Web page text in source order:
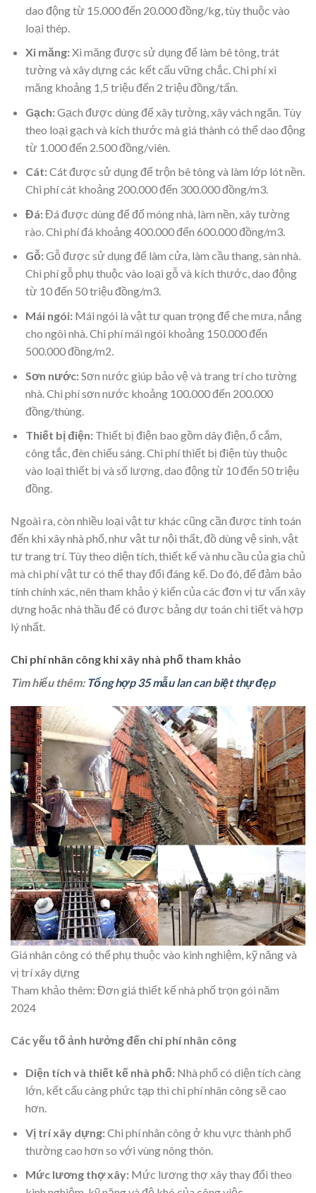
dao động từ 15.000 đến 20.000 đồng/kg, tùy thuộc vào
loại thép.
Xi măng:Xi măng được sử dụng để làm bê tông, trát
tường và xây dựng các kết cấu vững chắc. Chi phí xi
măng khoảng 1,5 triệu đến 2 triệu đồng/tấn.
Gạch:Gạch được dùng để xây tường, xây vách ngăn. Tùy
theo loại gạch và kích thước mà giá thành có thể dao động
từ 1.000 đến 2.500 đồng/viên.
Cát:Cát được sử dụng để trộn bê tông và làm lớp lót nền.
Chi phí cát khoảng 200.000 đến 300.000 đồng/m3.
Đá:Đá được dùng để đổ móng nhà, làm nền, xây tường
rào. Chi phí đá khoảng 400.000 đến 600.000 đồng/m3.
Gỗ:Gỗ được sử dụng để làm cửa, làm cầu thang, sàn nhà.
Chi phí gỗ phụ thuộc vào loại gỗ và kích thước, dao động
từ 10 đến 50 triệu đồng/m3.
Mái ngói:Mái ngói là vật tư quan trọng để che mưa, nắng
cho ngôi nhà. Chi phí mái ngói khoảng 150.000 đến
500.000 đồng/m2.
Sơn nước:Sơn nước giúp bảo vệ và trang trí cho tường
nhà. Chi phí sơn nước khoảng 100.000 đến 200.000
đồng/thùng.
Thiết bị điện:Thiết bị điện bao gồm dây điện, ổ cắm,
công tắc, đèn chiếu sáng. Chi phí thiết bị điện tùy thuộc
vào loại thiết bị và số lượng, dao động từ 10 đến 50 triệu
đồng.
Ngoài ra, còn nhiều loại vật tư khác cũng cần được tính toán
đến khi xây nhà phố, như vật tư nội thất, đồ dùng vệ sinh, vật
tư trang trí. Tùy theo diện tích, thiết kế và nhu cầu của gia chủ
mà chi phí vật tư có thể thay đổi đáng kể. Do đó, để đảm bảo
tính chính xác, nên tham khảo ý kiến của các đơn vị tư vấn xây
dựng hoặc nhà thầu để có được bảng dự toán chi tiết và hợp
lý nhất.
Chi phí nhân công khi xây nhà phố tham khảo
Tìm hiểu thêm: Tổng hợp 35 mẫu lan can biệt thự đẹp
Giá nhân công có thể phụ thuộc vào kinh nghiệm, kỹ năng và
vị trí xây dựng
Tham khảo thêm: Đơn giá thiết kế nhà phốtrọn gói năm
2024
Các yếu tố ảnh hưởng đến chi phí nhân công
Diện tích và thiết kế nhà phố:Nhà phố có diện tích càng
lớn, kết cấu càng phức tạp thì chi phí nhân công sẽ cao
hơn.
Vị trí xây dựng:Chi phí nhân công ở khu vực thành phố
thường cao hơn so với vùng nông thôn.
Mức lương thợ xây:Mức lương thợ xây thay đổi theo